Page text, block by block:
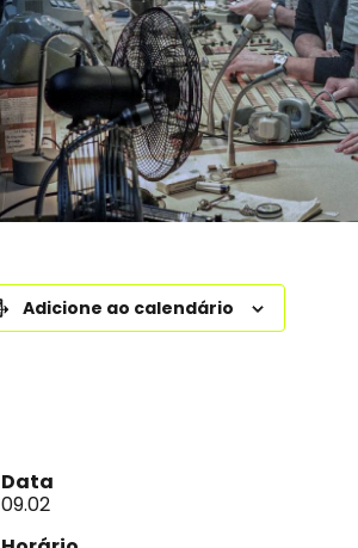
Adicione ao calendário
Data
09.02